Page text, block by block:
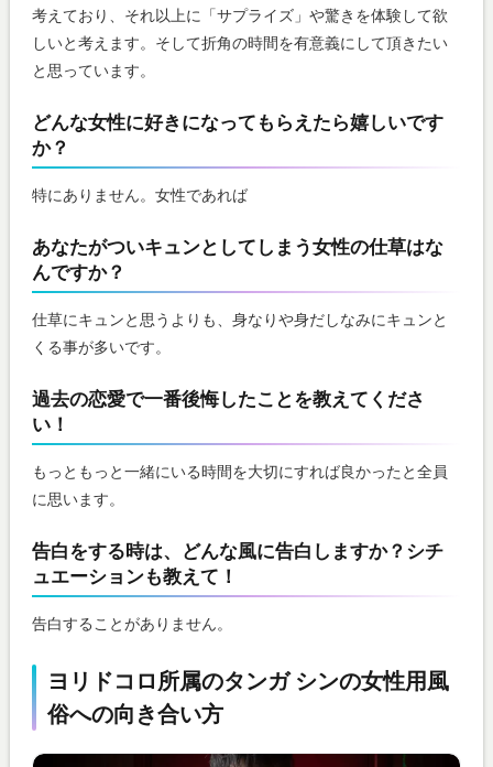
考えており、それ以上に「サプライズ」や驚きを体験して欲
しいと考えます。そして折角の時間を有意義にして頂きたい
と思っています。
どんな女性に好きになってもらえたら嬉しいです
か？
特にありません。女性であれば
あなたがついキュンとしてしまう女性の仕草はな
んですか？
仕草にキュンと思うよりも、身なりや身だしなみにキュンと
くる事が多いです。
過去の恋愛で一番後悔したことを教えてくださ
い！
もっともっと一緒にいる時間を大切にすれば良かったと全員
に思います。
告白をする時は、どんな風に告白しますか？シチ
ュエーションも教えて！
告白することがありません。
ヨリドコロ所属のタンガ シンの女性用風
俗への向き合い方